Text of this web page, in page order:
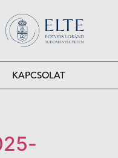
KAPCSOLAT